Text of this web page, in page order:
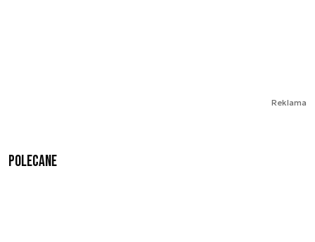
Reklama
Polecane